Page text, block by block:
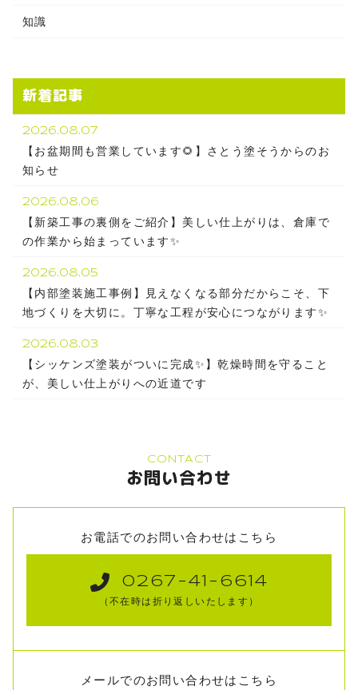
知識
新着記事
2026.08.07
【お盆期間も営業しています🌻】さとう塗そうからのお
知らせ
2026.08.06
【新築工事の裏側をご紹介】美しい仕上がりは、倉庫で
の作業から始まっています✨
2026.08.05
【内部塗装施工事例】見えなくなる部分だからこそ、下
地づくりを大切に。丁寧な工程が安心につながります✨
2026.08.03
【シッケンズ塗装がついに完成✨】乾燥時間を守ること
が、美しい仕上がりへの近道です
CONTACT
お問い合わせ
お電話でのお問い合わせはこちら
0267-41-6614
（不在時は折り返しいたします）
メールでのお問い合わせはこちら